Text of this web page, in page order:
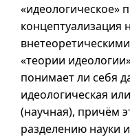
«идеологическое»
концептуализация
«теории
понимает ли себя
идеологическая
(научная), причём
разделению науки